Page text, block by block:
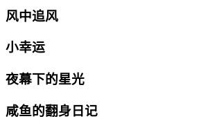
风中追风
小幸运
夜幕下的星光
咸鱼的翻身日记